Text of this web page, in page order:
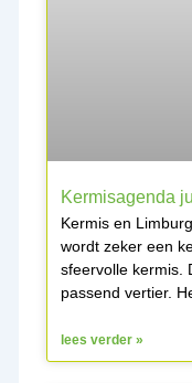
Kermisagenda
Kermis en
wordt zeker een
sfeervolle kermis.
passend vertier.
lees verder »